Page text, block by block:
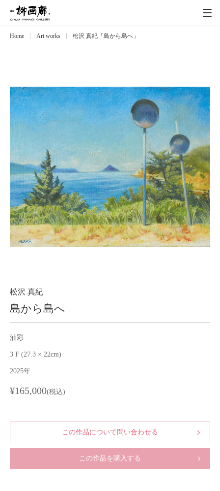
Exhibitions
Artists 作家
Art works 作品一覧
Catalog カタログ
Schedule スケジュール
About 会社案内
Contact
Purchase assessment
Home Art works 松沢 真紀「島から島へ」
松沢 真紀
島から島へ
油彩
3 F (27.3 × 22cm)
2025年
¥165,000(税込)
この作品について問い合わせる
この作品を購入する